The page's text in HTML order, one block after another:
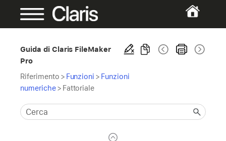
Guida di Claris FileMaker
Pro
Riferimento > Funzioni > Funzioni
numeriche> Fattoriale